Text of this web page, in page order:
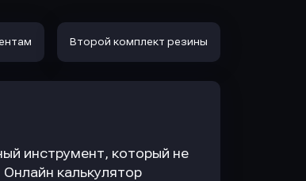
Второй комплект резины
инструмент, который не
калькулятор